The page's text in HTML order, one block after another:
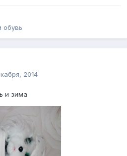
обувь
2014
и зима